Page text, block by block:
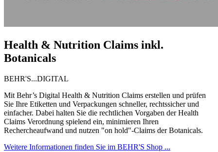
Health & Nutrition Claims inkl.
Botanicals
BEHR'S...DIGITAL
Mit Behr’s Digital Health & Nutrition Claims erstellen und prüfen
Sie Ihre Etiketten und Verpackungen schneller, rechtssicher und
einfacher. Dabei halten Sie die rechtlichen Vorgaben der Health
Claims Verordnung spielend ein, minimieren Ihren
Rechercheaufwand und nutzen "on hold"-Claims der Botanicals.
Weitere Informationen finden Sie im BEHR'S Shop ...